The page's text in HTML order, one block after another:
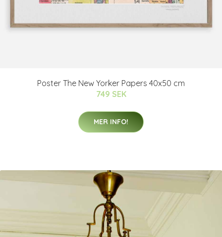
Poster The New Yorker Papers 40x50 cm
749 SEK
MER INFO!